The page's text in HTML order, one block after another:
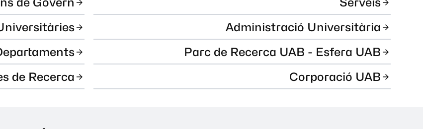
de Recerca
Administració Universitària
Parc de Recerca UAB - Esfera UAB
Corporació UAB